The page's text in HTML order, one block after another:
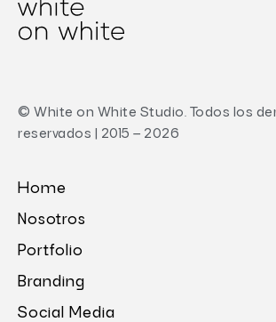
© White on White Studio. Todos los
reservados | 2015 – 2026
Home
Nosotros
Portfolio
Branding
Social Media